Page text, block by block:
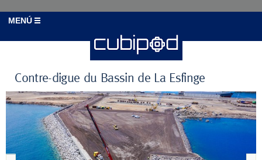
MENÚ
Contre-digue du Bassin de La Esfinge